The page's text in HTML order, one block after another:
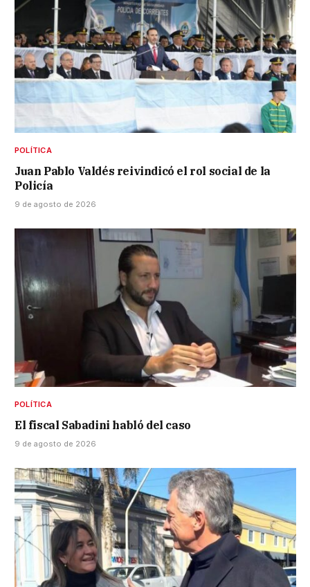
POLÍTICA
Juan Pablo Valdés reivindicó el rol social de la
Policía
9 de agosto de 2026
POLÍTICA
El fiscal Sabadini habló del caso
9 de agosto de 2026